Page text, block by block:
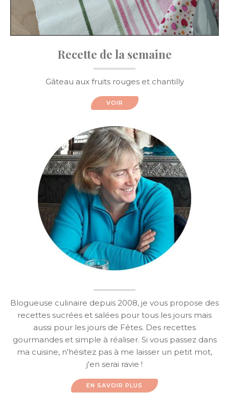
Recette de la semaine
Gâteau aux fruits rouges et chantilly
VOIR
Blogueuse culinaire depuis 2008, je vous propose des
recettes sucrées et salées pour tous les jours mais
aussi pour les jours de Fêtes. Des recettes
gourmandes et simple à réaliser. Si vous passez dans
ma cuisine, n'hésitez pas à me laisser un petit mot,
j'en serai ravie !
EN SAVOIR PLUS